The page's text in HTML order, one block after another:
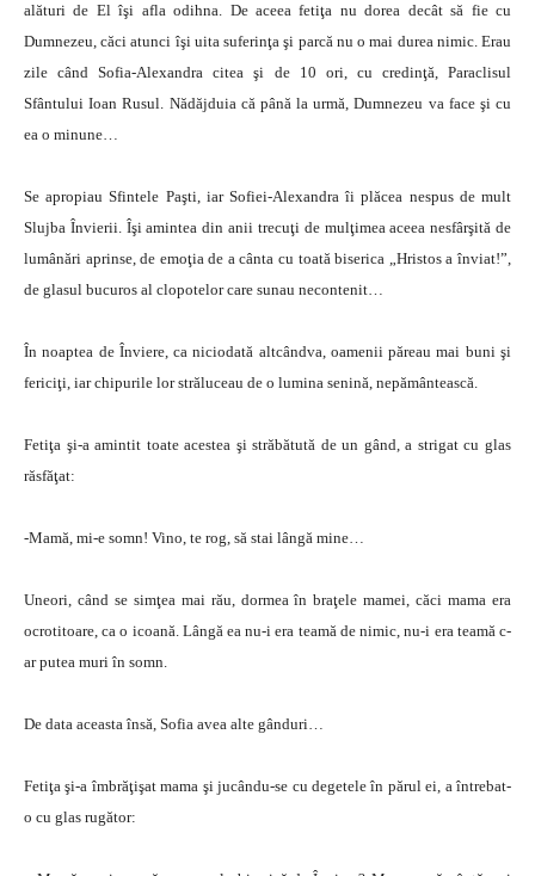
alături de El îşi afla odihna. De aceea fetiţa nu dorea decât să fie cu
Dumnezeu, căci atunci îşi uita suferinţa şi parcă nu o mai durea nimic. Erau
zile când Sofia-Alexandra citea şi de 10 ori, cu credinţă, Paraclisul
Sfântului Ioan Rusul. Nădăjduia că până la urmă, Dumnezeu va face şi cu
ea o minune…
Se apropiau Sfintele Paşti, iar Sofiei-Alexandra îi plăcea nespus de mult
Slujba Învierii. Îşi amintea din anii trecuţi de mulţimea aceea nesfârşită de
lumânări aprinse, de emoţia de a cânta cu toată biserica „Hristos a înviat!”,
de glasul bucuros al clopotelor care sunau necontenit…
În noaptea de Înviere, ca niciodată altcândva, oamenii păreau mai buni şi
fericiţi, iar chipurile lor străluceau de o lumina senină, nepământească.
Fetiţa şi-a amintit toate acestea şi străbătută de un gând, a strigat cu glas
răsfăţat:
-Mamă, mi-e somn! Vino, te rog, să stai lângă mine…
Uneori, când se simţea mai rău, dormea în braţele mamei, căci mama era
ocrotitoare, ca o icoană. Lângă ea nu-i era teamă de nimic, nu-i era teamă c-
ar putea muri în somn.
De data aceasta însă, Sofia avea alte gânduri…
Fetiţa şi-a îmbrăţişat mama şi jucându-se cu degetele în părul ei, a întrebat-
o cu glas rugător: